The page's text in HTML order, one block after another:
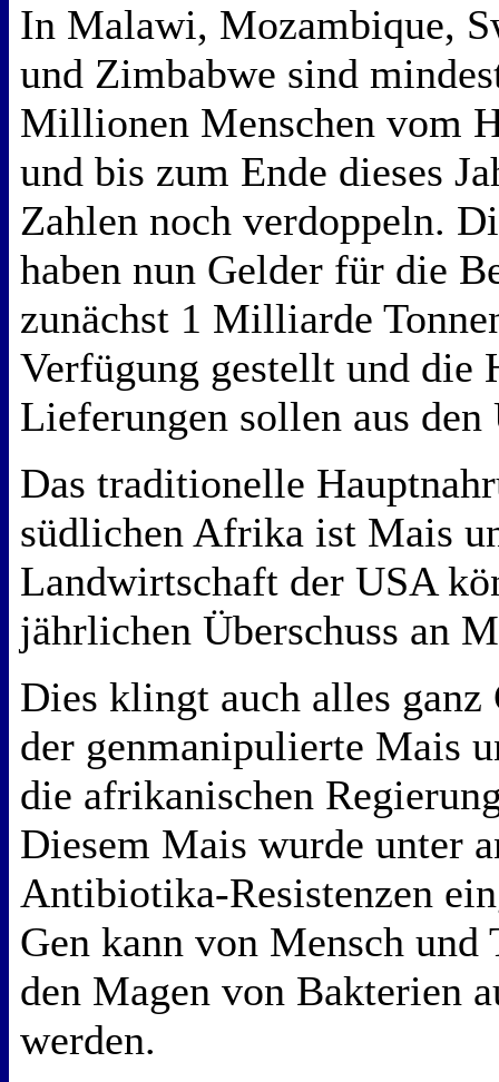
In Malawi, Mozambique,
und Zimbabwe sind
Millionen Menschen vom
und bis zum Ende dieses
Zahlen noch verdoppeln.
haben nun Gelder für die
zunächst 1 Milliarde
Verfügung gestellt und die
Lieferungen sollen aus
Das traditionelle
südlichen Afrika ist Mais
Landwirtschaft der USA
jährlichen Überschuss an
Dies klingt auch alles
der genmanipulierte Mais
die afrikanischen
Diesem Mais wurde unter
Antibiotika-Resistenzen
Gen kann von Mensch und
den Magen von Bakterien
werden.